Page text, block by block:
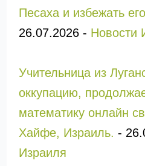
Песаха и избежать
26.07.2026- Новости
Учительница из
оккупацию,
математику онлайн
Хайфе, Израиль. -
Израиля